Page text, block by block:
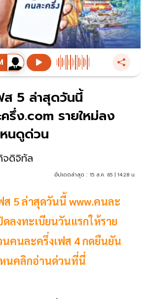
ส 5 ล่าสุดวันนี้
รึ่ง.com รายใหม่ลง
หนดูด่วน
จดิจิทัล
อัปเดตล่าสุด : 15 ส.ค. 65 | 14:28 น.
ส 5 ล่าสุดวันนี้ www.คนละ
ดลงทะเบียนวันแรกให้ราย
คนละครึ่งเฟส 4 กดยืนยัน
นคลิกอ่านด่วนที่นี่